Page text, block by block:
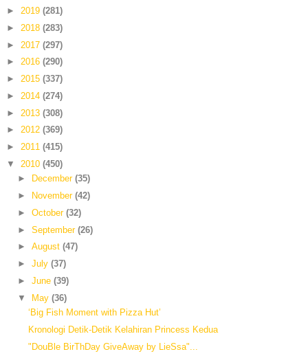
► 2019 (281)
► 2018 (283)
► 2017 (297)
► 2016 (290)
► 2015 (337)
► 2014 (274)
► 2013 (308)
► 2012 (369)
► 2011 (415)
▼ 2010 (450)
►
December (35)
►
November (42)
► October (32)
► September (26)
► August (47)
► July (37)
► June (39)
▼ May (36)
‘Big Fish Moment with Pizza Hut’
Kronologi Detik-Detik Kelahiran Princess Kedua
"DouBle BirThDay GiveAway by LieSsa"...